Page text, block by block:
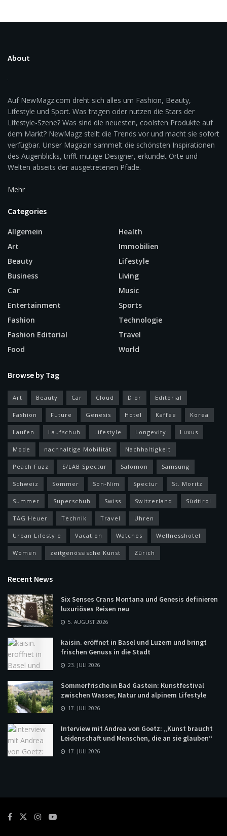
About
Auf NewMagz.com dreht sich alles um Fashion, Beauty,
Lifestyle und Sport. Was tragen oder nutzen die Stars der
Lifestyle-Szene? Was sind die neuesten, coolsten Produkte auf
dem Markt? NewMagz stellt die Trends vor und macht sie sofort
verfügbar. Unser Magazin sammelt die schönsten Inspirationen
des Augenblicks, trifft mutige Designer, erkundet Orte und
Welten abseits der ausgetretenen Pfade.
Mehr
Categories
Allgemein
Art
Beauty
Business
Car
Entertainment
Fashion
Fashion Editorial
Food
Health
Immobilien
Lifestyle
Living
Music
Sports
Technologie
Travel
World
Browse by Tag
Art Beauty Car Cloud Dior Editorial
Fashion Future Genesis Hotel Kaffee Korea
Laufen Laufschuh Lifestyle Longevity Luxus
Mode nachhaltige Mobilität Nachhaltigkeit
Peach Fuzz S/LAB Spectur Salomon Samsung
Schweiz Sommer Son-Nim Spectur St. Moritz
Summer Superschuh Swiss Switzerland Südtirol
TAG Heuer Technik Travel Uhren
Urban Lifestyle Vacation Watches Wellnesshotel
Women zeitgenössische Kunst Zürich
Recent News
Six Senses Crans Montana und Genesis definieren
luxuriöses Reisen neu
5. AUGUST 2026
kaisin. eröffnet in Basel und Luzern und bringt
frischen Genuss in die Stadt
23. JULI 2026
Sommerfrische in Bad Gastein: Kunstfestival
zwischen Wasser, Natur und alpinem Lifestyle
17. JULI 2026
Interview mit Andrea von Goetz: „Kunst braucht
Leidenschaft und Menschen, die an sie glauben“
17. JULI 2026